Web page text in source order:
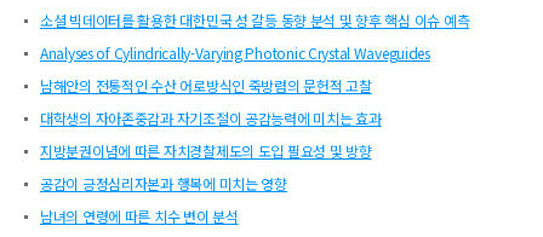
소셜 빅데이터를 활용한 대한민국 성 갈등 동향 분석 및 향후 핵심 이슈 예측
Analyses of Cylindrically-Varying Photonic Crystal Waveguides
남해안의 전통적인 수산 어로방식인 죽방렴의 문헌적 고찰
대학생의 자아존중감과 자기조절이 공감능력에 미치는 효과
지방분권이념에 따른 자치경찰제도의 도입 필요성 및 방향
공감이 긍정심리자본과 행복에 미치는 영향
남녀의 연령에 따른 치수 변이 분석